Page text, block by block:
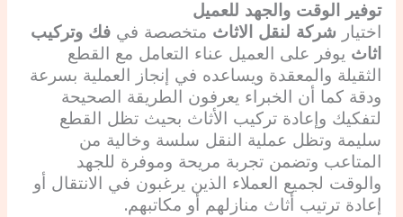
توفير الوقت والجهد للعميل
اختيار شركة لنقل الاثاث متخصصة في فك وتركيب
اثاث يوفر على العميل عناء التعامل مع القطع
الثقيلة والمعقدة ويساعده في إنجاز العملية بسرعة
ودقة كما أن الخبراء يعرفون الطريقة الصحيحة
لتفكيك وإعادة تركيب الأثاث بحيث تظل القطع
سليمة وتظل عملية النقل سلسة وخالية من
المتاعب وتضمن تجربة مريحة وموفرة للجهد
والوقت لجميع العملاء الذين يرغبون في الانتقال أو
إعادة ترتيب أثاث منازلهم أو مكاتبهم.